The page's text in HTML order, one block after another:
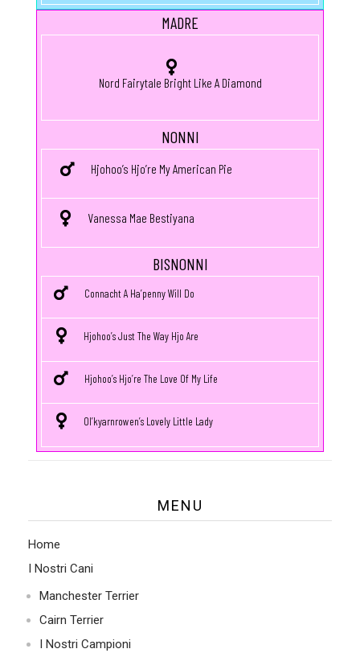
MADRE
Nord Fairytale Bright Like A Diamond
NONNI
Hjohoo’s Hjo’re My American Pie
Vanessa Mae Bestiyana
BISNONNI
Connacht A Ha’penny Will Do
Hjohoo’s Just The Way Hjo Are
Hjohoo’s Hjo’re The Love Of My Life
Ol’kyarnrowen’s Lovely Little Lady
MENU
Home
I Nostri Cani
Manchester Terrier
Cairn Terrier
I Nostri Campioni